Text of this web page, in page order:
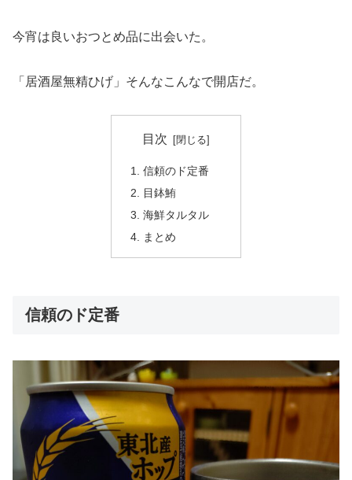
今宵は良いおつとめ品に出会いた。
「居酒屋無精ひげ」そんなこんなで開店だ。
目次
信頼のド定番
目鉢鮪
海鮮タルタル
まとめ
信頼のド定番